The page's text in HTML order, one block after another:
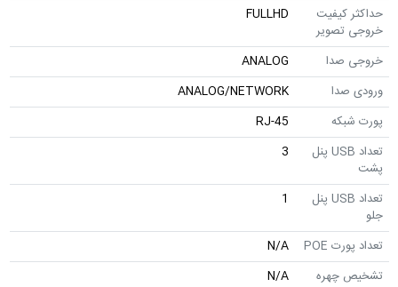
حداکثر کیفیت
خروجی تصویر
FULLHD
خروجی صدا
ANALOG
ورودی صدا
ANALOG/NETWORK
پورت شبکه
RJ-45
تعداد USB پنل
پشت
3
تعداد USB پنل
جلو
1
تعداد پورت POE
N/A
تشخیص چهره
N/A